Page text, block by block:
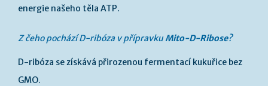
energie našeho těla ATP.
Z čeho pochází D-ribóza v přípravkuMito-D-Ribose?
D-ribóza se získává přirozenou fermentací kukuřice bez
GMO.